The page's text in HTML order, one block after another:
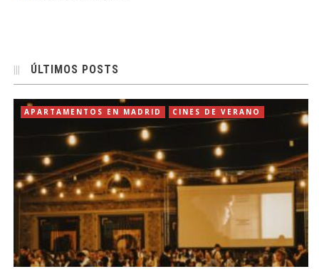
ÚLTIMOS POSTS
APARTAMENTOS EN MADRID CINES DE VERANO